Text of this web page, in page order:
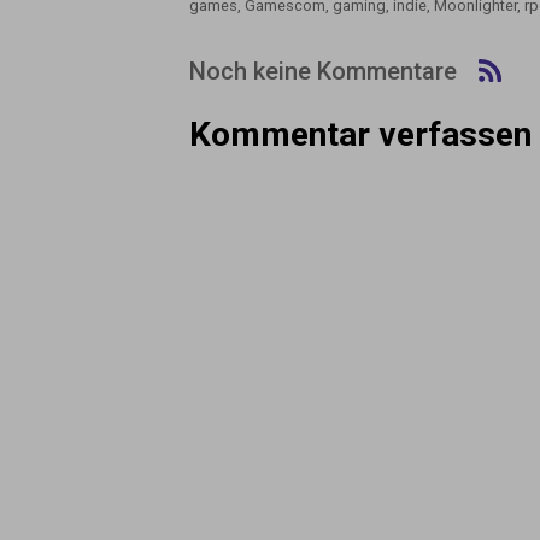
games, Gamescom, gaming, indie, Moonlighter,
Noch keine Kommentare
Kommentar verfassen